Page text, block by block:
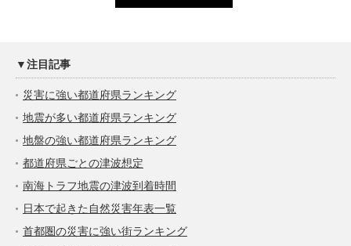
▼注目記事
災害に強い都道府県ランキング
地震が多い都道府県ランキング
地盤の強い都道府県ランキング
都道府県ごとの津波想定
南海トラフ地震の津波到着時間
日本で起きた自然災害年表一覧
首都圏の災害に強い街ランキング